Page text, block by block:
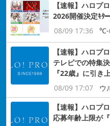
【速報】ハロプ
2026開催決
08/09 17:36
℃-
【速報】ハロプ
テレビでの特集
『22歳』に引き
08/09 17:07
ウ
【速報】ハロプ
応募年齢上限が